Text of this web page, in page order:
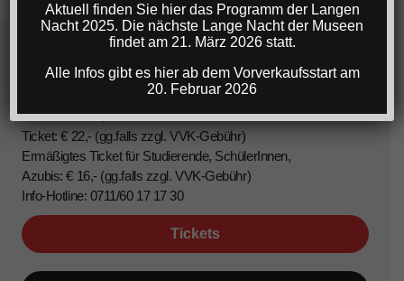
Lange Nacht der Museen Stuttgart
22. März 2025, 18-1 Uhr
Ticket: € 22,- (gg.falls zzgl. VVK-Gebühr)
Ermäßigtes Ticket für Studierende, SchülerInnen,
Azubis: € 16,- (gg.falls zzgl. VVK-Gebühr)
Info-Hotline: 0711/60 17 17 30
Tickets
Aktuell finden Sie hier das Programm der Langen
Nacht 2025. Die nächste Lange Nacht der Museen
findet am 21. März 2026 statt.
Alle Infos gibt es hier ab dem Vorverkaufsstart am
20. Februar 2026